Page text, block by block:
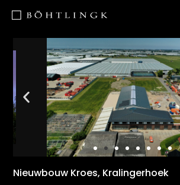
Nieuwbouw Kroes, Kralingerhoek